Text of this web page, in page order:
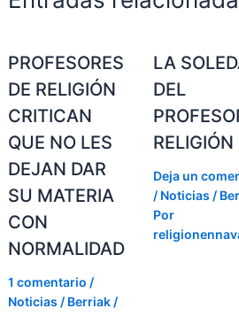
PROFESORES
DE RELIGIÓN
CRITICAN
QUE NO LES
DEJAN DAR
SU MATERIA
CON
NORMALIDAD
1 comentario /
Noticias / Berriak /
LA
DEL
RELIGIÓN
Deja un
/ Noticias /
Por